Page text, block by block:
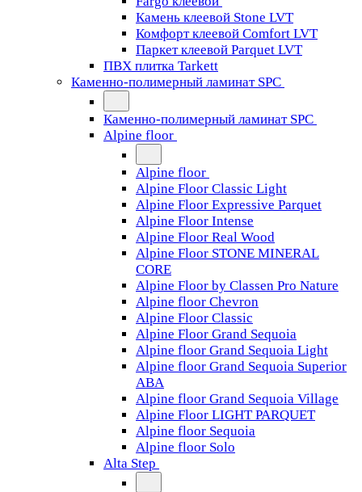
Камень клеевой Stone LVT
Комфорт клеевой Comfort LVT
Паркет клеевой Parquet LVT
ПВХ плитка Tarkett
Каменно-полимерный ламинат SPC
Каменно-полимерный ламинат SPC
Alpine floor
Alpine floor
Alpine Floor Classic Light
Alpine Floor Expressive Parquet
Alpine Floor Intense
Alpine Floor Real Wood
Alpine Floor STONE MINERAL
CORE
Alpine Floor by Classen Pro Nature
Alpine floor Chevron
Alpine Floor Classic
Alpine Floor Grand Sequoia
Alpine floor Grand Sequoia Light
Alpine floor Grand Sequoia Superior
ABA
Alpine floor Grand Sequoia Village
Alpine Floor LIGHT PARQUET
Alpine floor Sequoia
Alpine floor Solo
Alta Step